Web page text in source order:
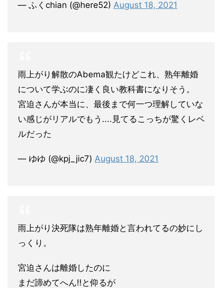
— ふくchian (@here52) August 18, 2021
雨上がり解散のAbema観たけどこれ、熟年離婚
について学ぶのに凄く良い教科書になりそう。
宮迫さんが本当に、最後まで何一つ理解していな
い感じがリアルでもう....見てるこっちが驚くレベ
ルだった
— ゆゆ (@kpj_jic7) August 18, 2021
雨上がり決死隊は熟年離婚と言われてるの妙にし
っくり。
宮迫さんは離婚したのに
まだ諦めてへん!!と仰るが